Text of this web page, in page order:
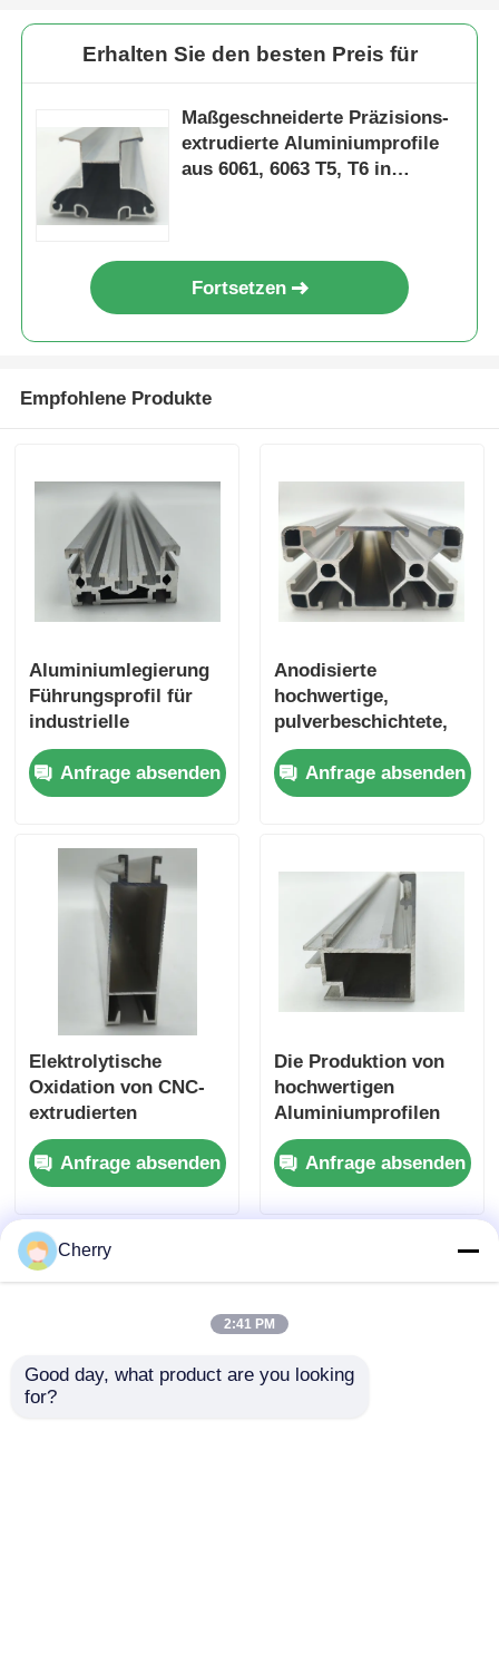
Erhalten Sie den besten Preis für
Maßgeschneiderte Präzisions-
extrudierte Aluminiumprofile
aus 6061, 6063 T5, T6 in
Fortsetzen
Empfohlene Produkte
Aluminiumlegierung
Führungsprofil für
industrielle
Schmelzöfen - 6063
extrudiert und
zugeschnitten -
quadratisch T3-T8
Anfrage absenden
Anodisierte
hochwertige,
pulverbeschichtete,
extrudierte
Aluminiumprofile aus
6061 und 6063.
Anfrage absenden
Elektrolytische
Oxidation von CNC-
extrudierten
Aluminiumprofilen
für Industriezwecke
Anfrage absenden
Die Produktion von
hochwertigen
Aluminiumprofilen
mit ausgezeichneter
Oberflächenbehandlung.
Anfrage absenden
Cherry
2:41 PM
Good day, what product are you looking
for?